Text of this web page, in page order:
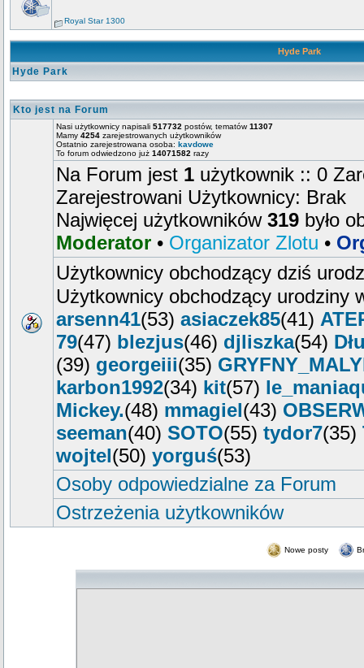
Royal Star 1300
Hyde Park
Hyde Park
Kto jest na Forum
Nasi użytkownicy napisali 517732 postów, tematów11307
Mamy 4254 zarejestrowanych użytkowników
Ostatnio zarejestrowana osoba: kavdowe
To forum odwiedzono już 14071582 razy
Na Forum jest 1 użytkownik :: 0
Zarejestrowani Użytkownicy: Brak
Najwięcej użytkowników 319 było
Moderator • Organizator Zlotu •
Użytkownicy obchodzący dziś
Użytkownicy obchodzący urodziny
arsenn41(53) asiaczek85(41)
79(47) blezjus(46) djliszka(54)
(39) georgeiii(35)
karbon1992(34) kit(57)
Mickey.(48) mmagiel(43)
seeman(40) SOTO(55) tydor7(35)
wojtel(50) yorguś(53)
Osoby odpowiedzialne za Forum
Ostrzeżenia użytkowników
Nowe posty